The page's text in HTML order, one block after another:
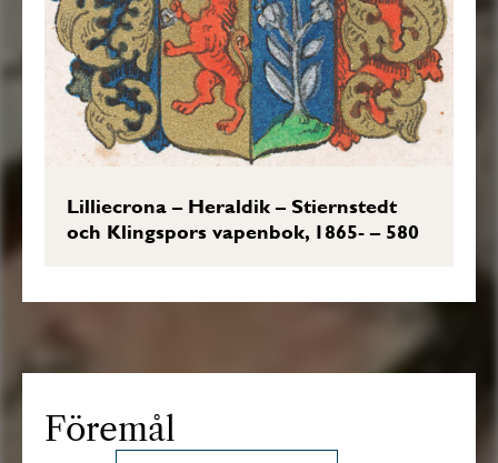
Lilliecrona – Heraldik – Stiernstedt
och Klingspors vapenbok, 1865- – 580
Föremål